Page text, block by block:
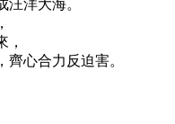
汪洋大海。
，
齊心合力反迫害。